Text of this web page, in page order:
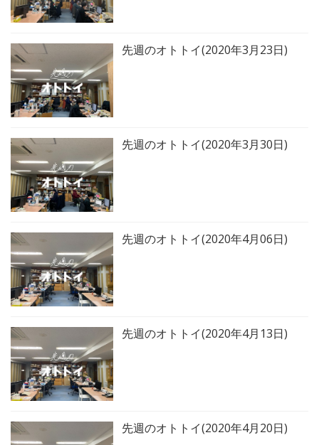
先週のオトトイ(2020年3月23日)
先週のオトトイ(2020年3月30日)
先週のオトトイ(2020年4月06日)
先週のオトトイ(2020年4月13日)
先週のオトトイ(2020年4月20日)